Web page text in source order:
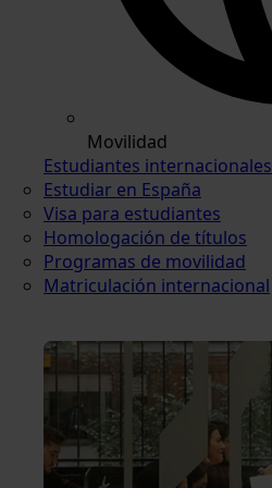
Movilidad
Estudiantes internacionales
Estudiar en España
Visa para estudiantes
Homologación de títulos
Programas de movilidad
Matriculación internacional